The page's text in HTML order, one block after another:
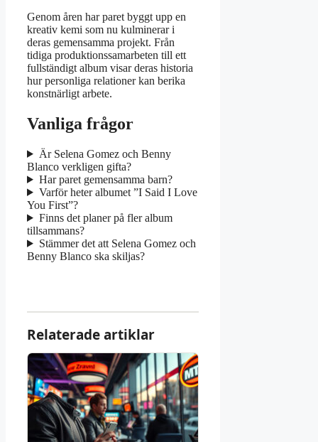
Genom åren har paret byggt upp en
kreativ kemi som nu kulminerar i
deras gemensamma projekt. Från
tidiga produktionssamarbeten till ett
fullständigt album visar deras historia
hur personliga relationer kan berika
konstnärligt arbete.
Vanliga frågor
Är Selena Gomez och Benny
Blanco verkligen gifta?
Har paret gemensamma barn?
Varför heter albumet ”I Said I Love
You First”?
Finns det planer på fler album
tillsammans?
Stämmer det att Selena Gomez och
Benny Blanco ska skiljas?
Relaterade artiklar